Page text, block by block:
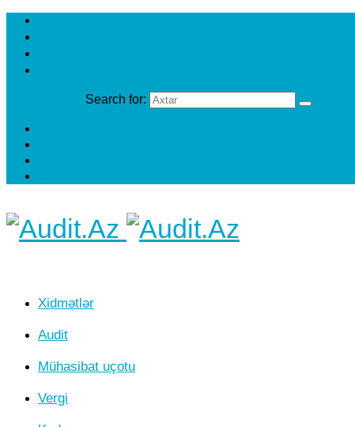
Search for:
Xidmətlər
Audit
Mühasibat uçotu
Vergi